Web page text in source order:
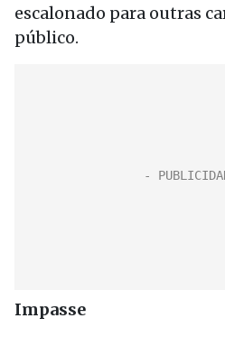
escalonado para outras
público.
Impasse